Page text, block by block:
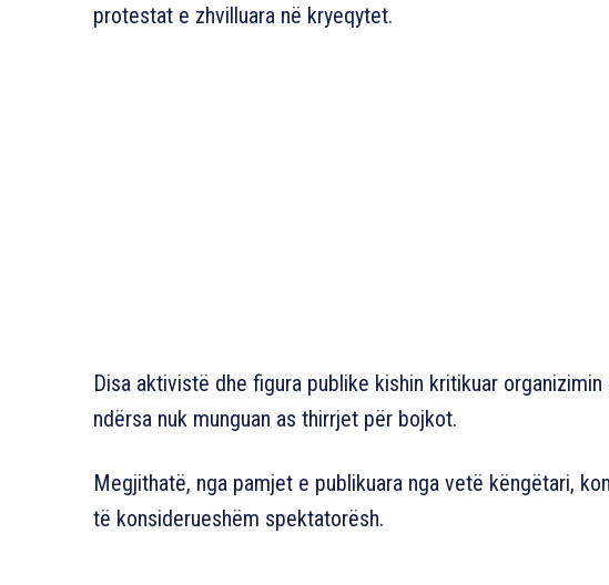
protestat e zhvilluara në kryeqytet.
Disa aktivistë dhe figura publike kishin kritikuar
ndërsa nuk munguan as thirrjet për bojkot.
Megjithatë, nga pamjet e publikuara nga vetë këngëtari,
të konsiderueshëm spektatorësh.